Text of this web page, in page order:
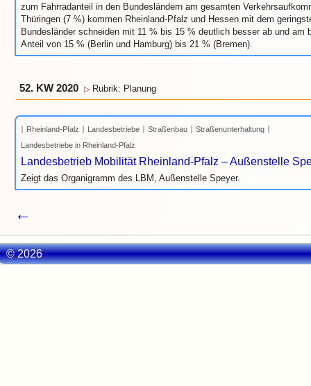
zum Fahrradanteil in den Bundesländern am gesamten
Thüringen (7 %) kommen Rheinland-Pfalz und Hessen mit dem
Bundesländer schneiden mit 11 % bis 15 % deutlich besser ab und am
Anteil von 15 % (Berlin und Hamburg) bis 21 % (Bremen).
52. KW 2020 ▷ Rubrik: Planung
Rheinland-Pfalz Landesbetriebe Straßenbau
Straßenunterhaltung
Landesbetriebe in Rheinland-Pfalz
Landesbetrieb Mobilität Rheinland-Pfalz – Außenstelle
Zeigt das Organigramm des LBM, Außenstelle Speyer.
←
© 2026